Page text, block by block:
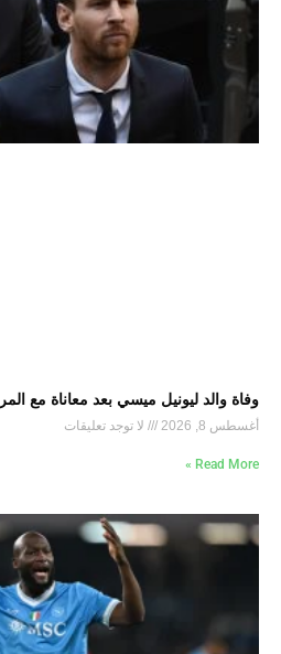
وفاة والد ليونيل ميسي بعد معاناة مع
أغسطس 8, 2026 لا توجد تعليقات
Read More »